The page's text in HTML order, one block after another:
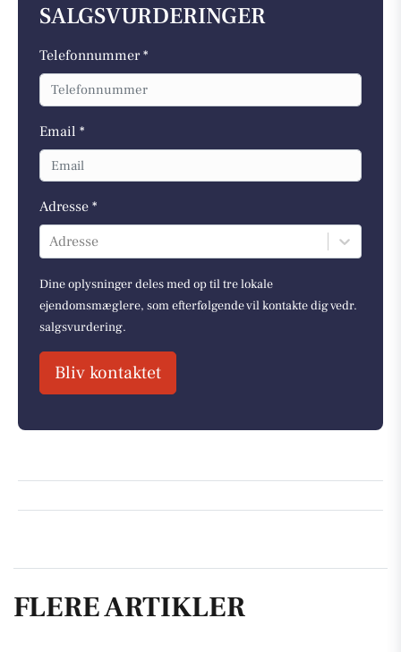
SALGSVURDERINGER
Telefonnummer *
Email *
Adresse *
Adresse
Dine oplysninger deles med op til tre lokale
ejendomsmæglere, som efterfølgende vil kontakte dig vedr.
salgsvurdering.
Bliv kontaktet
FLERE ARTIKLER